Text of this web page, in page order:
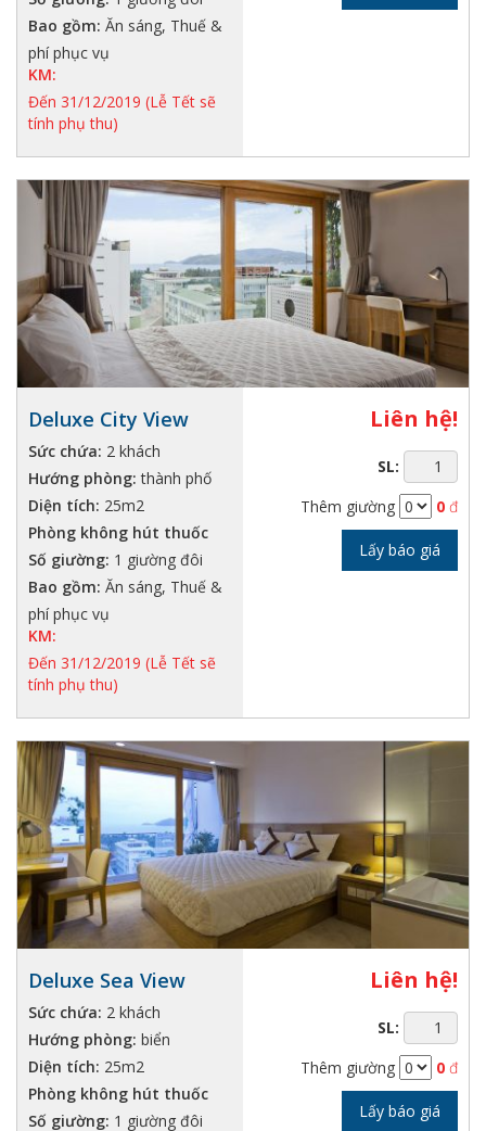
Bao gồm: Ăn sáng, Thuế &
phí phục vụ
KM:
Đến 31/12/2019 (Lễ Tết sẽ
tính phụ thu)
Deluxe City View
Sức chứa: 2 khách
Hướng phòng: thành phố
Diện tích: 25m2
Phòng không hút thuốc
Số giường: 1 giường đôi
Bao gồm: Ăn sáng, Thuế &
phí phục vụ
KM:
Đến 31/12/2019 (Lễ Tết sẽ
tính phụ thu)
Liên hệ!
SL:
Thêm giường
0 đ
Lấy báo giá
Deluxe Sea View
Sức chứa: 2 khách
Hướng phòng: biển
Diện tích: 25m2
Phòng không hút thuốc
Số giường: 1 giường đôi
Liên hệ!
SL:
Thêm giường
0 đ
Lấy báo giá